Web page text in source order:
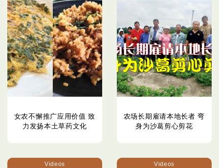
女农不懈推广应用价值 致
力发扬本土草药文化
农场长期雇请本地长者 弯
身为沙葛剪心剪花
Videos Videos